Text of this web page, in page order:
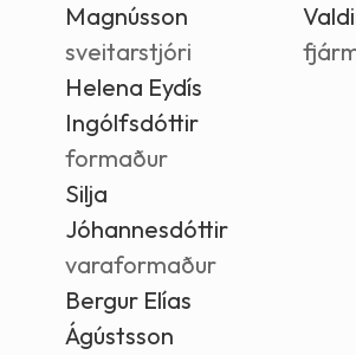
Magnússon
sveitarstjóri
Helena Eydís
Ingólfsdóttir
formaður
Silja
Jóhannesdóttir
varaformaður
Bergur Elías
Ágústsson